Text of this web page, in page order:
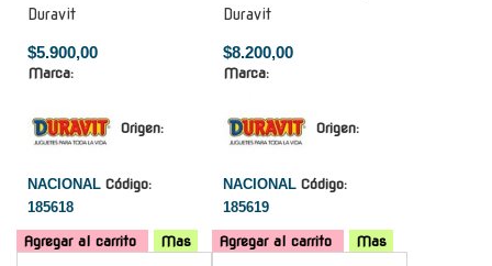
Duravit
$5.900,00
Marca:
Origen:
NACIONAL Código:
185618
Agregar al carrito Mas
Duravit
$8.200,00
Marca:
Origen:
NACIONAL Código:
185619
Agregar al carrito
Mas